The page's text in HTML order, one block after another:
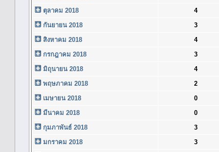
ตุลาคม 2018
4
กันยายน 2018
3
สิงหาคม 2018
4
กรกฎาคม 2018
3
มิถุนายน 2018
4
พฤษภาคม 2018
2
เมษายน 2018
0
มีนาคม 2018
0
กุมภาพันธ์ 2018
3
มกราคม 2018
3